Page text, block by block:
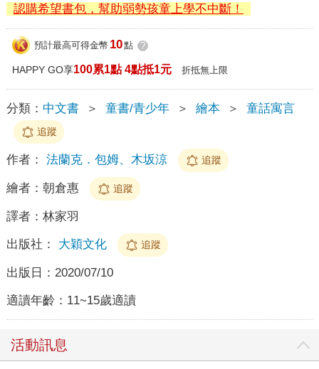
認購希望書包，幫助弱勢孩童上學不中斷！
預計最高可得金幣 10點 ?
HAPPY GO享100累1點 4點抵1元 折抵無上限
分類： 中文書 ＞ 童書/青少年 ＞ 繪本 ＞ 童話寓言
追蹤
作者： 法蘭克．包姆、木坂涼 追蹤
繪者： 朝倉惠 追蹤
譯者： 林家羽
出版社： 大穎文化 追蹤
出版日： 2020/07/10
適讀年齡： 11~15歲適讀
活動訊息